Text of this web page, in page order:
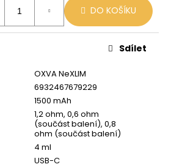
DO KOŠÍKU
OXVA NeXLIM
6932467679229
1500 mAh
1,2 ohm, 0,6 ohm
(součást balení), 0,8
ohm (součást balení)
4 ml
USB-C
Sdílet